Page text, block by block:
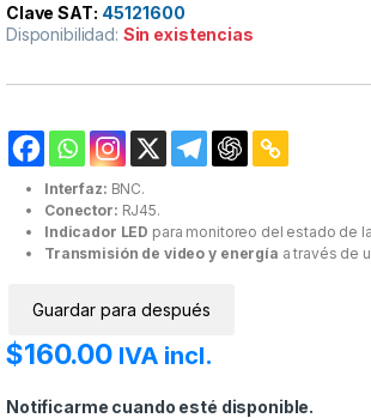
Clave SAT: 45121600
Disponibilidad: Sin existencias
Interfaz: BNC.
Conector: RJ45.
Indicador LED para monitoreo del estado de
Transmisión de video y energía a través de
Guardar para después
$160.00 IVA incl.
Notificarme cuando esté disponible.